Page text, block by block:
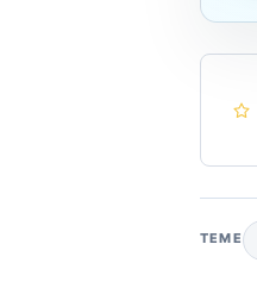
TEME